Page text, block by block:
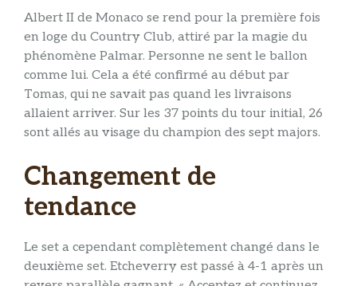
Albert II de Monaco se rend pour la première fois
en loge du Country Club, attiré par la magie du
phénomène Palmar. Personne ne sent le ballon
comme lui. Cela a été confirmé au début par
Tomas, qui ne savait pas quand les livraisons
allaient arriver. Sur les 37 points du tour initial, 26
sont allés au visage du champion des sept majors.
Changement de
tendance
Le set a cependant complètement changé dans le
deuxième set. Etcheverry est passé à 4-1 après un